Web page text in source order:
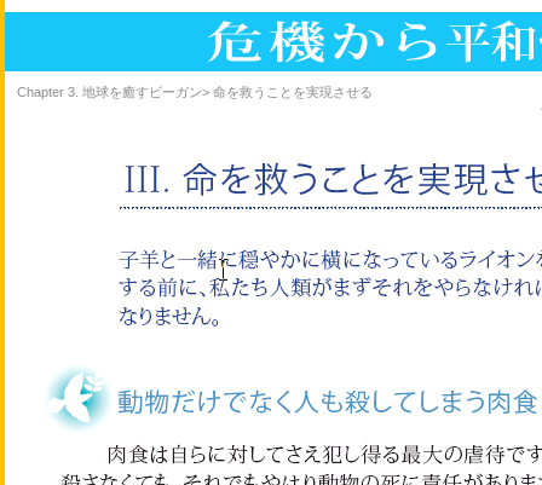
Chapter 3. 地球を癒すビーガン> 命を救うことを実現させる